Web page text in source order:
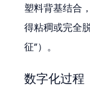
塑料背基结合
得粘稠或完全
征”）。
数字化过程